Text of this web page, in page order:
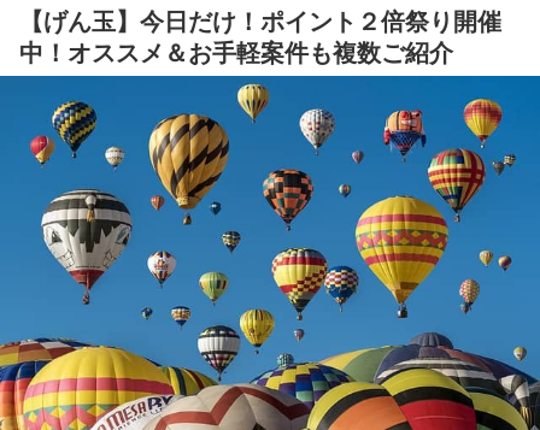
【げん玉】今日だけ！ポイント２倍祭り開催
中！オススメ＆お手軽案件も複数ご紹介